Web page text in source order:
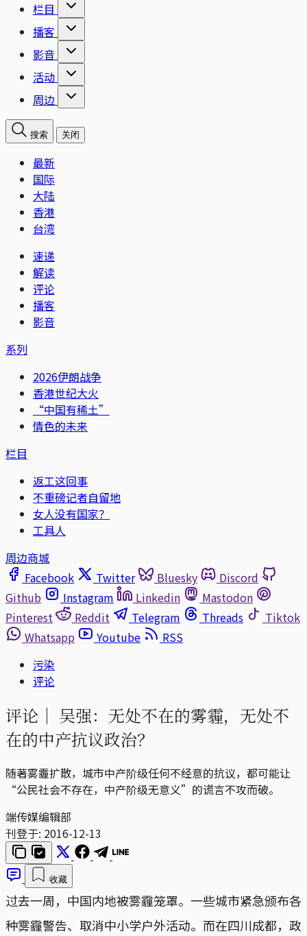
栏目
播客
影音
活动
周边
搜索 关闭
最新
国际
大陆
香港
台湾
速递
解读
评论
播客
影音
系列
2026伊朗战争
香港世纪大火
“中国有稀土”
情色的未来
栏目
返工这回事
不重磅记者自留地
女人没有国家？
工具人
周边商城
Facebook
Twitter Bluesky
Discord
Github
Instagram Linkedin
Mastodon
Pinterest
Reddit Telegram Threads
Tiktok
Whatsapp
Youtube
RSS
污染
评论
评论｜ 吴强：无处不在的雾霾，无处不
在的中产抗议政治？
随著雾霾扩散，城市中产阶级任何不经意的抗议，都可能让
“公民社会不存在，中产阶级无意义”的谎言不攻而破。
端传媒编辑部
刊登于: 2016-12-13
收藏
过去一周，中国内地被雾霾笼罩。一些城市紧急颁布各
种雾霾警告、取消中小学户外活动。而在四川成都，政